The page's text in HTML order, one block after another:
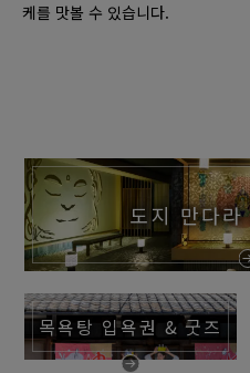
케를 맛볼 수 있습니다.
도지 만다
목욕탕 입욕권 & 굿즈